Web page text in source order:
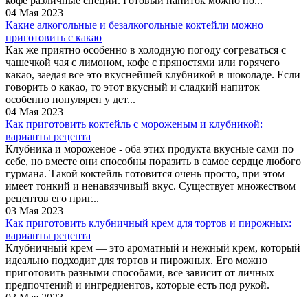
04 Мая 2023
Какие алкогольные и безалкогольные коктейли можно
приготовить с какао
Как же приятно особенно в холодную погоду согреваться с
чашечкой чая с лимоном, кофе с пряностями или горячего
какао, заедая все это вкуснейшей клубникой в шоколаде. Если
говорить о какао, то этот вкусный и сладкий напиток
особенно популярен у дет...
04 Мая 2023
Как приготовить коктейль с мороженым и клубникой:
варианты рецепта
Клубника и мороженое - оба этих продукта вкусные сами по
себе, но вместе они способны поразить в самое сердце любого
гурмана. Такой коктейль готовится очень просто, при этом
имеет тонкий и ненавязчивый вкус. Существует множеством
рецептов его приг...
03 Мая 2023
Как приготовить клубничный крем для тортов и пирожных:
варианты рецепта
Клубничный крем — это ароматный и нежный крем, который
идеально подходит для тортов и пирожных. Его можно
приготовить разными способами, все зависит от личных
предпочтений и ингредиентов, которые есть под рукой.